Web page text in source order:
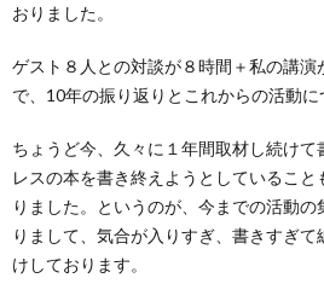
おりました。
ゲスト８人との対談が８時間＋私の講
で、10年の振り返りとこれからの活動に
ちょうど今、久々に１年間取材し続けて
レスの本を書き終えようとしているこ
りました。というのが、今までの活動
りまして、気合が入りすぎ、書きすぎ
けしております。